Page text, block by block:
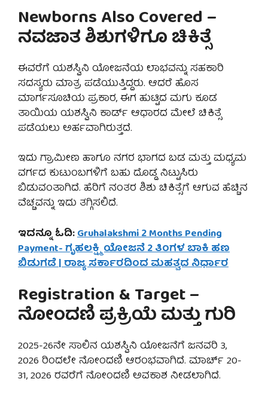
Newborns Also Covered –
ನವಜಾತ ಶಿಶುಗಳಿಗೂ ಚಿಕಿತ್ಸೆ
ಈವರೆಗೆ ಯಶಸ್ವಿನಿ ಯೋಜನೆಯ ಲಾಭವನ್ನು ಸಹಕಾರಿ
ಸದಸ್ಯರು ಮಾತ್ರ ಪಡೆಯುತ್ತಿದ್ದರು. ಆದರೆ ಹೊಸ
ಮಾರ್ಗಸೂಚಿಯ ಪ್ರಕಾರ, ಈಗ ಹುಟ್ಟಿದ ಮಗು ಕೂಡ
ತಾಯಿಯ ಯಶಸ್ವಿನಿ ಕಾರ್ಡ್ ಆಧಾರದ ಮೇಲೆ ಚಿಕಿತ್ಸೆ
ಪಡೆಯಲು ಅರ್ಹವಾಗಿರುತ್ತದೆ.
ಇದು ಗ್ರಾಮೀಣ ಹಾಗೂ ನಗರ ಭಾಗದ ಬಡ ಮತ್ತು ಮಧ್ಯಮ
ವರ್ಗದ ಕುಟುಂಬಗಳಿಗೆ ಬಹು ದೊಡ್ಡ ನಿಟ್ಟುಸಿರು
ಬಿಡುವಂತಾಗಿದೆ. ಹೆರಿಗೆ ನಂತರ ಶಿಶು ಚಿಕಿತ್ಸೆಗೆ ಆಗುವ ಹೆಚ್ಚಿನ
ವೆಚ್ಚವನ್ನು ಇದು ತಗ್ಗಿಸಲಿದೆ.
ಇದನ್ನೂ ಓದಿ:Gruhalakshmi 2 Months Pending
Payment- ಗೃಹಲಕ್ಷ್ಮಿ ಯೋಜನೆ 2 ತಿಂಗಳ ಬಾಕಿ ಹಣ
ಬಿಡುಗಡೆ | ರಾಜ್ಯ ಸರ್ಕಾರದಿಂದ ಮಹತ್ವದ ನಿರ್ಧಾರ
Registration & Target –
ನೋಂದಣಿ ಪ್ರಕ್ರಿಯೆ ಮತ್ತು ಗುರಿ
2025-26ನೇ ಸಾಲಿನ ಯಶಸ್ವಿನಿ ಯೋಜನೆಗೆ ಜನವರಿ 3,
2026 ರಿಂದಲೇ ನೋಂದಣಿ ಆರಂಭವಾಗಿದೆ. ಮಾರ್ಚ್ 20-
31, 2026 ರವರೆಗೆ ನೋಂದಣಿ ಅವಕಾಶ ನೀಡಲಾಗಿದೆ.